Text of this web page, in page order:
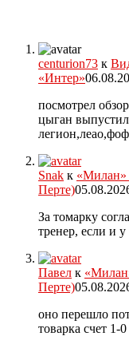
centurion73 к
«Интер»
посмотрел
цыган
Snak к «Милан»
Перте)
За томарку
тренер, если и
Павел к
Перте)
оно перешло
товарка счет